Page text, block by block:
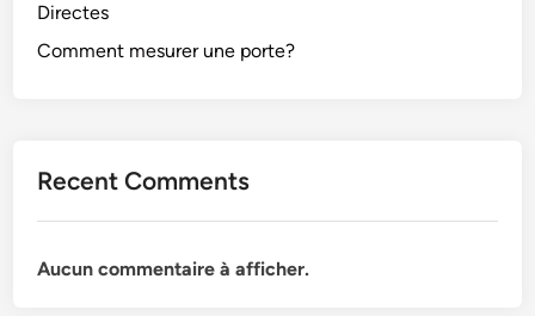
Directes
Comment mesurer une porte?
Recent Comments
Aucun commentaire à afficher.